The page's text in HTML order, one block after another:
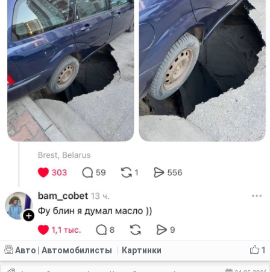
1
Авто | Автомобилисты Картинки